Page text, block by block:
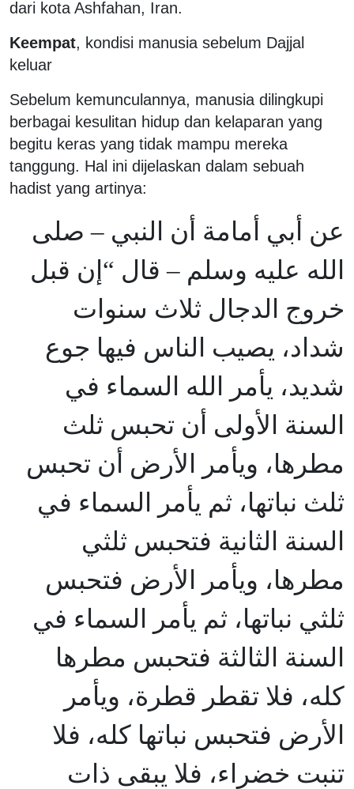
dari kota Ashfahan, Iran.
Keempat, kondisi manusia sebelum Dajjal
keluar
Sebelum kemunculannya, manusia dilingkupi
berbagai kesulitan hidup dan kelaparan yang
begitu keras yang tidak mampu mereka
tanggung. Hal ini dijelaskan dalam sebuah
hadist yang artinya:
عن أبي أمامة أن النبي – صلى
الله عليه وسلم – قال “إن قبل
خروج الدجال ثلاث سنوات
شداد، يصيب الناس فيها جوع
شديد، يأمر الله السماء في
السنة الأولى أن تحبس ثلث
مطرها، ويأمر الأرض أن تحبس
ثلث نباتها، ثم يأمر السماء في
السنة الثانية فتحبس ثلثي
مطرها، ويأمر الأرض فتحبس
ثلثي نباتها، ثم يأمر السماء في
السنة الثالثة فتحبس مطرها
كله، فلا تقطر قطرة، ويأمر
الأرض فتحبس نباتها كله، فلا
تنبت خضراء، فلا يبقى ذات